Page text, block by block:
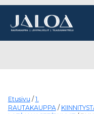
Päävalikko
Etusivu / 1.
RAUTAKAUPPA/